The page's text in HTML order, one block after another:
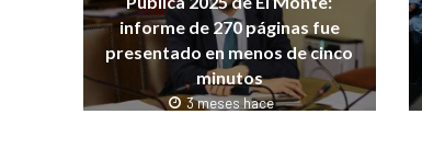
informe de 270 páginas fue
presentado en menos de cinco
minutos
3 meses hace